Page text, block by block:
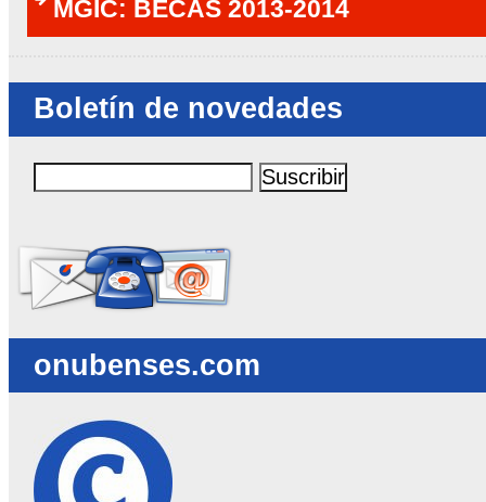
MGIC: BECAS 2013-2014
Boletín de novedades
onubenses.com